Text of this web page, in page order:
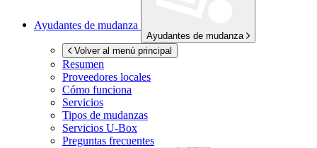
Ayudantes de mudanza
Ayudantes de mudanza
Volver al menú principal
Resumen
Proveedores locales
Cómo funciona
Servicios
Tipos de mudanzas
Servicios U-Box
Preguntas frecuentes